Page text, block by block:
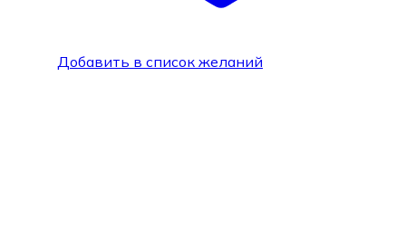
Добавить в список желаний